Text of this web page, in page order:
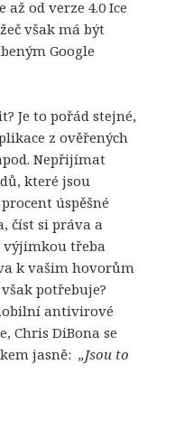
až od verze 4.0 Ice
však má být
Google
Je to pořád stejné,
z ověřených
Nepřijímat
které jsou
úspěšné
číst si práva a
výjimkou třeba
k vašim hovorům
potřebuje?
antivirové
Chris DiBona se
jasně:„Jsou to